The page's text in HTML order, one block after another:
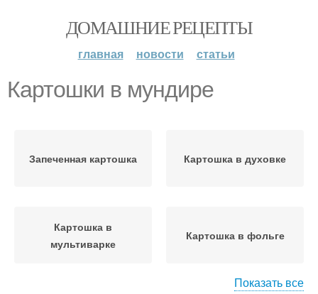
ДОМАШНИЕ РЕЦЕПТЫ
главная новости статьи
Картошки в мундире
Запеченная картошка Картошка в духовке
Картошка в
мультиварке
Картошка в фольге
Показать все